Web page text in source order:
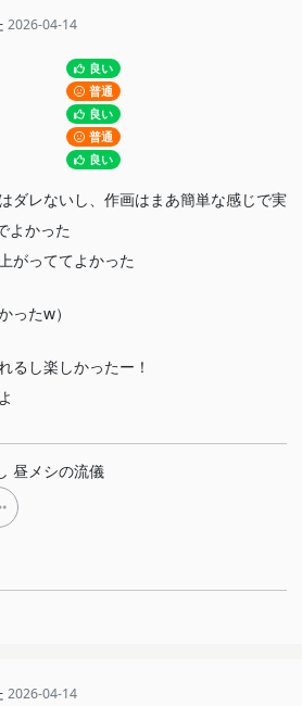
2026-04-14
良い
普通
良い
普通
良い
ダレないし、作画はまあ簡単な感じで実
よかった
がっててよかった
ったw）
るし楽しかったー！
昼メシの流儀
2026-04-14